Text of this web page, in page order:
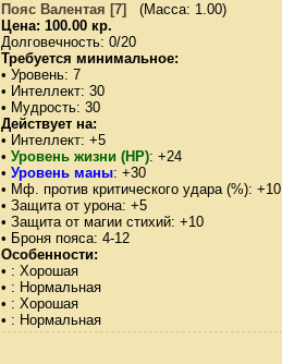
Пояс Валентая [7]
(Масса: 1.00)
Цена: 100.00 кр.
Долговечность: 0/20
Требуется минимальное:
• Уровень: 7
• Интеллект: 30
• Мудрость: 30
Действует на:
• Интеллект: +5
• Уровень жизни (HP): +24
• Уровень маны: +30
• Мф. против критического удара (%): +10
• Защита от урона: +5
• Защита от магии стихий: +10
• Броня пояса: 4-12
Особенности:
• : Хорошая
• : Нормальная
• : Хорошая
• : Нормальная